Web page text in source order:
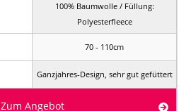
100% Baumwolle / Füllung:
Polyesterfleece
70 - 110cm
Ganzjahres-Design, sehr gut gefüttert
Zum Angebot